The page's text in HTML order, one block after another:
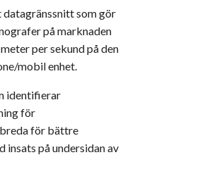
datagränssnitt som gör
på marknaden
per sekund på den
mobil enhet.
identifierar
för
för bättre
på undersidan av